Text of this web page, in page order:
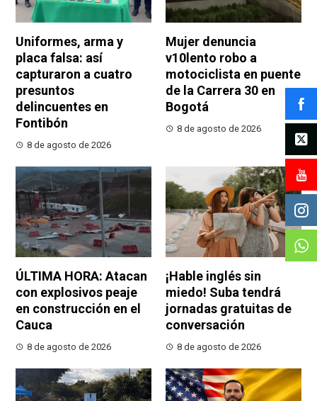
Uniformes, arma y
placa falsa: así
capturaron a cuatro
presuntos
delincuentes en
Fontibón
8 de agosto de 2026
Mujer denuncia
v10lento robo a
motociclista en puente
de la Carrera 30 en
Bogotá
8 de agosto de 2026
ÚLTIMA HORA: Atacan
con explosivos peaje
en construcción en el
Cauca
8 de agosto de 2026
¡Hable inglés sin
miedo! Suba tendrá
jornadas gratuitas de
conversación
8 de agosto de 2026